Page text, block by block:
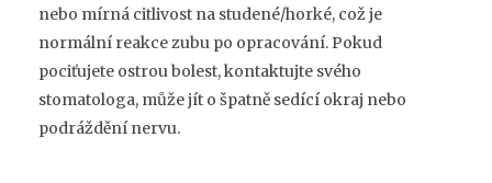
nebo mírná citlivost na studené/horké, což je
normální reakce zubu po opracování. Pokud
pociťujete ostrou bolest, kontaktujte svého
stomatologa, může jít o špatně sedící okraj nebo
podráždění nervu.